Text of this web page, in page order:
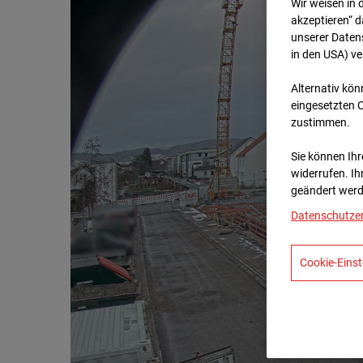
Wir weisen in
akzeptieren“
unserer
in den USA)
Alternativ
eingesetzten
zustimmen.
Sie können
widerrufen.
geändert
Cookie-